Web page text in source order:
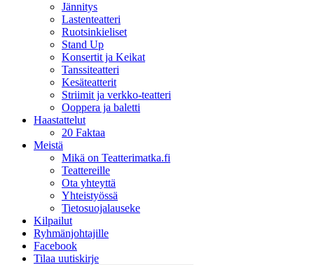
Jännitys
Lastenteatteri
Ruotsinkieliset
Stand Up
Konsertit ja Keikat
Tanssiteatteri
Kesäteatterit
Striimit ja verkko-teatteri
Ooppera ja baletti
Haastattelut
20 Faktaa
Meistä
Mikä on Teatterimatka.fi
Teattereille
Ota yhteyttä
Yhteistyössä
Tietosuojalauseke
Kilpailut
Ryhmänjohtajille
Facebook
Tilaa uutiskirje